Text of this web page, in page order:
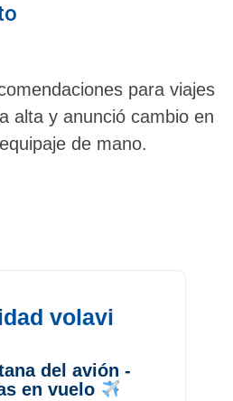
para viajes
alta y anunció cambio en
de mano.
volavi
del avión -
en vuelo